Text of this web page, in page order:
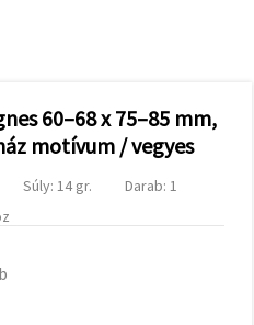
60–68 x 75–85 mm,
motívum / vegyes
Súly: 14 gr.
Darab: 1